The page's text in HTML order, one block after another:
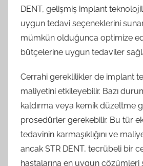
DENT, gelişmiş implant
uygun tedavi seçeneklerini
mümkün olduğunca optimize
bütçelerine uygun tedaviler
Cerrahi gereklilikler de implant
maliyetini etkileyebilir. Bazı
kaldırma veya kemik düzeltme
prosedürler gerekebilir. Bu tür
tedavinin karmaşıklığını ve
ancak STR DENT, tecrübeli bir
hastalarına en uygun çözümleri